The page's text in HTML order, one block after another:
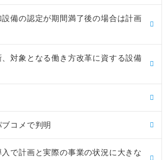
備の認定が期間満了後の場合は計画
対象となる働き方改革に資する設備
コメで判明
で計画と実際の事業の状況に大きな